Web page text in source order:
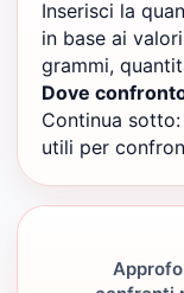
Inserisci la
in base ai
grammi,
Dove
Continua
utili per